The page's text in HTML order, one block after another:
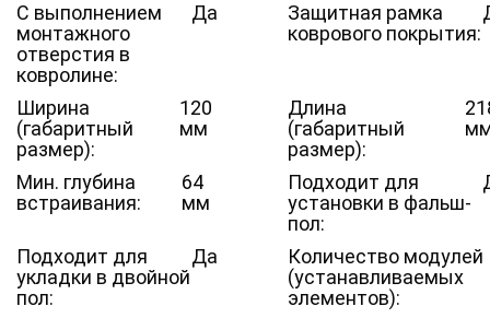
С выполнением
монтажного
отверстия в
ковролине:
Да
Защитная рамка
коврового покрытия:
Ширина
(габаритный
размер):
120
мм
Длина
(габаритный
размер):
Мин. глубина
встраивания:
64
мм
Подходит для
установки в фальш-
пол:
Подходит для
укладки в двойной
пол:
Да
Количество модулей
(устанавливаемых
элементов):